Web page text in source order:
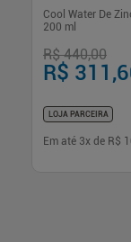
Cool Water De
200 ml
R$ 440,00
R$
LOJA PARCEIRA
Em até 3x de R$